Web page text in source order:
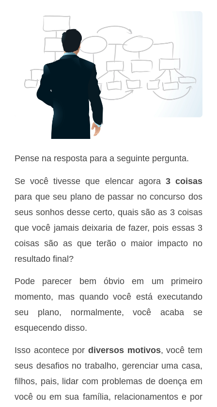
Pense na resposta para a seguinte pergunta.
Se você tivesse que elencar agora 3 coisas
para que seu plano de passar no concurso dos
seus sonhos desse certo, quais são as 3 coisas
que você jamais deixaria de fazer, pois essas 3
coisas são as que terão o maior impacto no
resultado final?
Pode parecer bem óbvio em um primeiro
momento, mas quando você está executando
seu plano, normalmente, você acaba se
esquecendo disso.
Isso acontece por diversos motivos, você tem
seus desafios no trabalho, gerenciar uma casa,
filhos, pais, lidar com problemas de doença em
você ou em sua família, relacionamentos e por